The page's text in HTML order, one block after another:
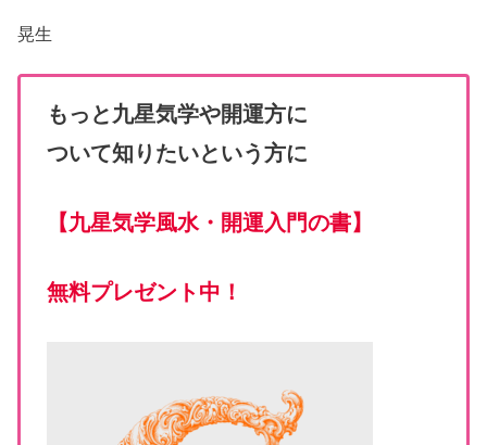
晃生
もっと九星気学や開運方に
ついて知りたいという方に
【 九星気学風水・開運入門の書】
無料プレゼント中！